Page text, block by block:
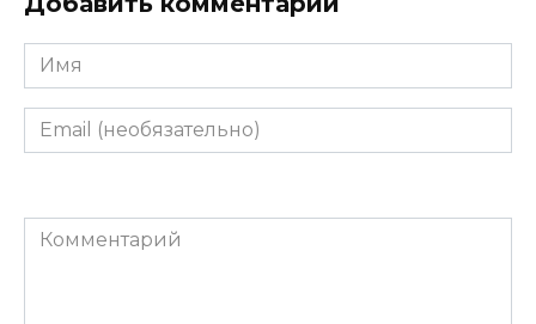
Имя
Email
(необязательно)
Комментарий